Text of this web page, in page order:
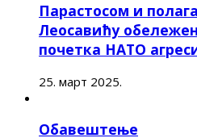
Парастосом и
Леосавићу
почетка НАТО
25. март 2025.
Обавештење